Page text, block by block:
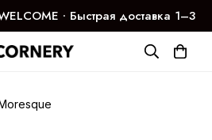
∙ Быстрая доставка 1–3
дня